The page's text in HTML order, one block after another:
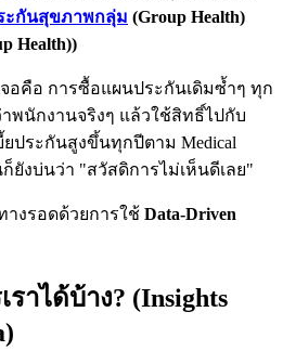
ะกันสุขภาพกลุ่ม (Group Health)
Health))
อคือ การซื้อแผนประกันเดิมซ้ำๆ ทุก
าพนักงานจริงๆ แล้วใช้สิทธิ์ไปกับ
ประกันสูงขึ้นทุกปีตาม Medical
ยังบ่นว่า "สวัสดิการไม่เห็นดีเลย"
างรอดด้วยการใช้ Data-Driven
าได้บ้าง? (Insights